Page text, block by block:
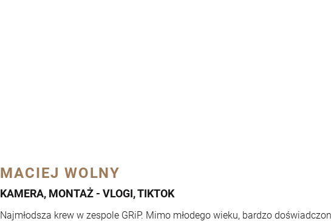
MACIEJ WOLNY
KAMERA, MONTAŻ - VLOGI, TIKTOK
Najmłodsza krew w zespole GRiP. Mimo młodego wieku, bardzo